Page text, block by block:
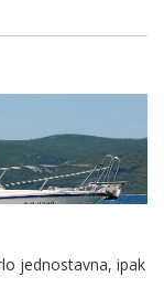
jednostavna, ipak